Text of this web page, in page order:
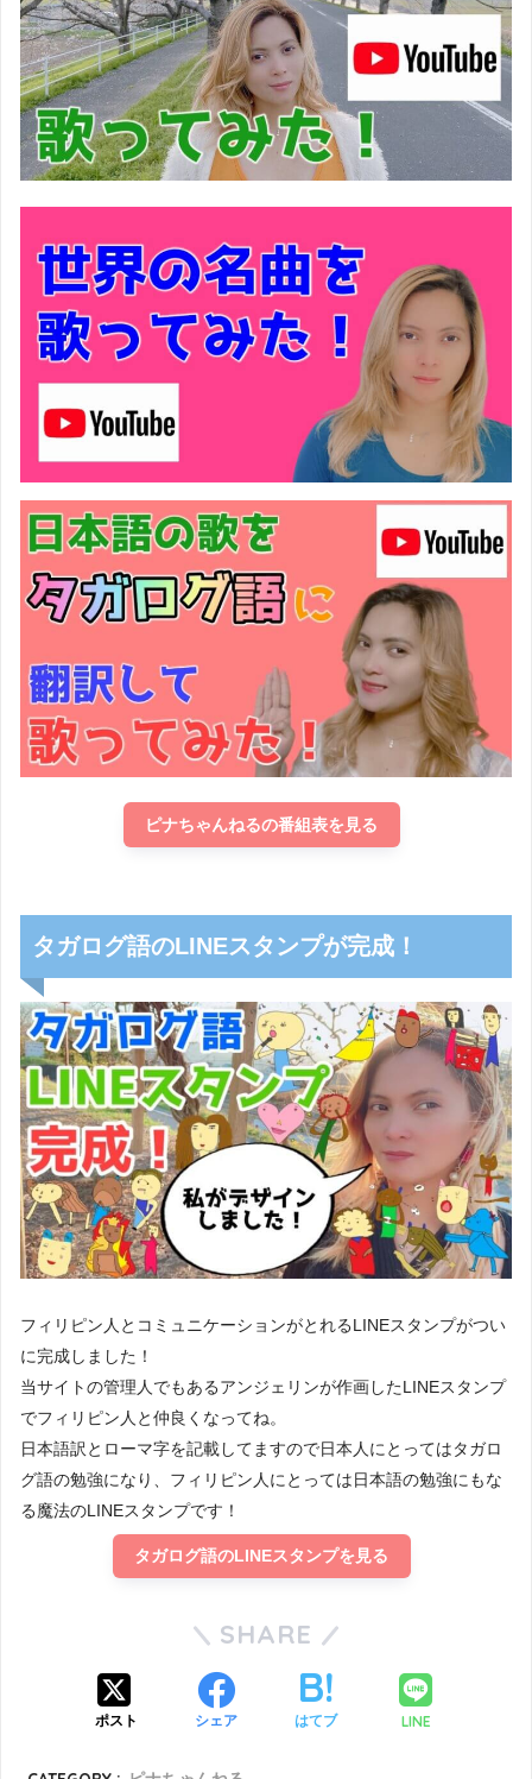
ピナちゃんねるの番組表を見る
タガログ語のLINEスタンプが完成！
フィリピン人とコミュニケーションがとれるLINEスタンプがつい
に完成しました！
当サイトの管理人でもあるアンジェリンが作画したLINEスタンプ
でフィリピン人と仲良くなってね。
日本語訳とローマ字を記載してますので日本人にとってはタガロ
グ語の勉強になり、フィリピン人にとっては日本語の勉強にもな
る魔法のLINEスタンプです！
タガログ語のLINEスタンプを見る
SHARE
ポスト シェア はてブ LINE